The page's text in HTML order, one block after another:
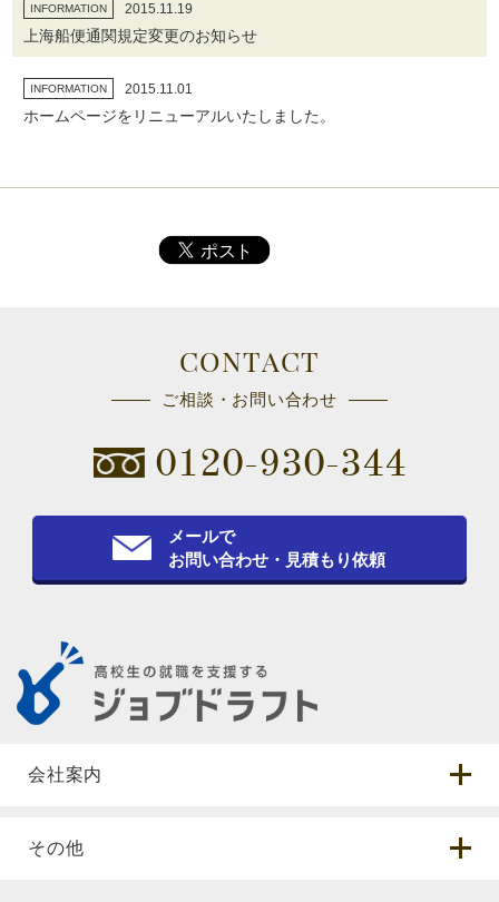
INFORMATION 2015.11.19
上海船便通関規定変更のお知らせ
INFORMATION 2015.11.01
ホームページをリニューアルいたしました。
CONTACT
ご相談・お問い合わせ
0120-930-344
メールで
お問い合わせ・見積もり依頼
会社案内
その他